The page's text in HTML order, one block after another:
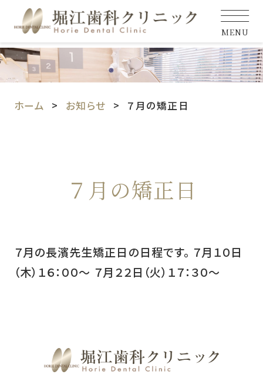
MENU
ホーム お知らせ ７月の矯正日
７月の矯正日
７月の長濱先生矯正日の日程です。 ７月１０日
（木）１６：００〜 ７月２２日（火）１７：３０〜